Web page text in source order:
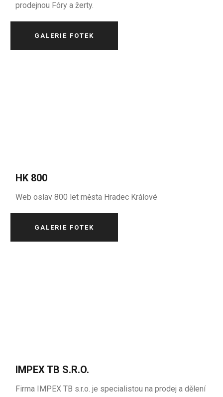
prodejnou Fóry a žerty.
GALERIE FOTEK
HK 800
Web oslav 800 let města Hradec Králové
GALERIE FOTEK
IMPEX TB S.R.O.
Firma IMPEX TB s.r.o. je specialistou na prodej a dělení